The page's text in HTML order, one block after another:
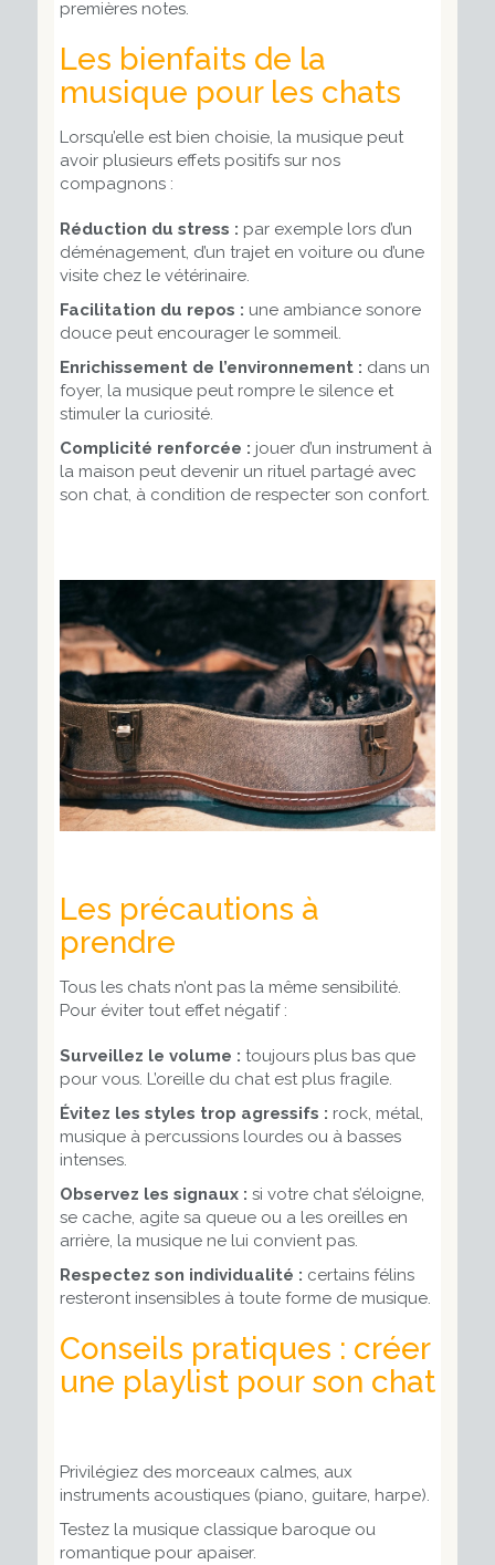
premières notes.
Les bienfaits de la
musique pour les chats
Lorsqu’elle est bien choisie, la musique peut
avoir plusieurs effets positifs sur nos
compagnons :
Réduction du stress : par exemple lors d’un
déménagement, d’un trajet en voiture ou d’une
visite chez le vétérinaire.
Facilitation du repos : une ambiance sonore
douce peut encourager le sommeil.
Enrichissement de l’environnement : dans un
foyer, la musique peut rompre le silence et
stimuler la curiosité.
Complicité renforcée : jouer d’un instrument à
la maison peut devenir un rituel partagé avec
son chat, à condition de respecter son confort.
Les précautions à
prendre
Tous les chats n’ont pas la même sensibilité.
Pour éviter tout effet négatif :
Surveillez le volume : toujours plus bas que
pour vous. L’oreille du chat est plus fragile.
Évitez les styles trop agressifs : rock, métal,
musique à percussions lourdes ou à basses
intenses.
Observez les signaux : si votre chat s’éloigne,
se cache, agite sa queue ou a les oreilles en
arrière, la musique ne lui convient pas.
Respectez son individualité : certains félins
resteront insensibles à toute forme de musique.
Conseils pratiques : créer
une playlist pour son chat
Privilégiez des morceaux calmes, aux
instruments acoustiques (piano, guitare, harpe).
Testez la musique classique baroque ou
romantique pour apaiser.